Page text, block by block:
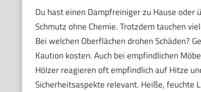
Du hast einen Dampfreiniger zu Hause
Schmutz ohne Chemie. Trotzdem tauchen
Bei welchen Oberflächen drohen Schäden?
Kaution kosten. Auch bei empfindlichen
Hölzer reagieren oft empfindlich auf Hitze
Sicherheitsaspekte relevant. Heiße, feuchte